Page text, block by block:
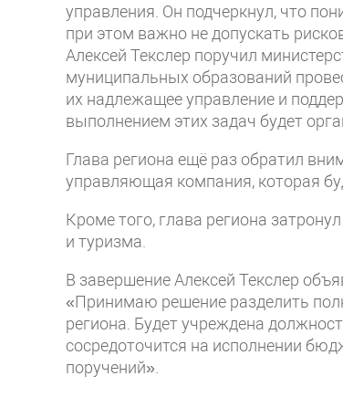
управления. Он подчеркнул, что
при этом важно не допускать
Алексей Текслер поручил
муниципальных образований
их надлежащее управление и
выполнением этих задач будет
Глава региона ещё раз обратил
управляющая компания, которая
Кроме того, глава региона
и туризма.
В завершение Алексей Текслер
«Принимаю решение разделить
региона. Будет учреждена
сосредоточится на исполнении
поручений».